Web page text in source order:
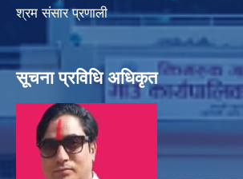
श्रम संसार प्रणाली
सूचना प्रविधि अधिकृत